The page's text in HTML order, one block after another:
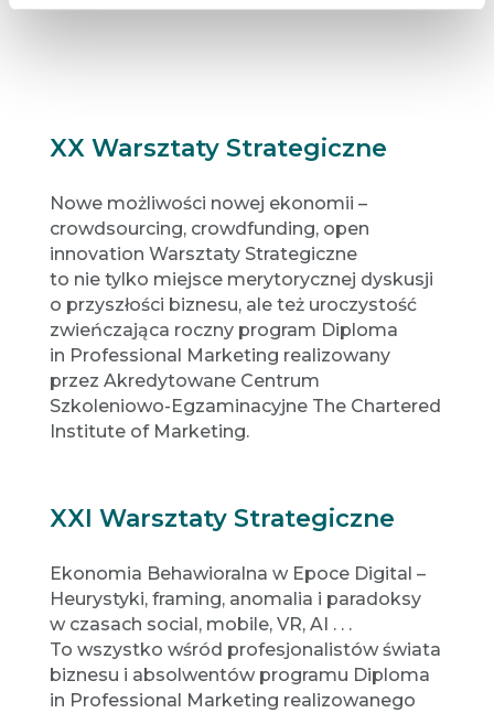
XXI Warsztaty Strategiczne
Ekonomia Behawioralna w Epoce Digital –
Heurystyki, framing, anomalia i paradoksy
w czasach social, mobile, VR, AI . . .
To wszystko wśród profesjonalistów świata
biznesu i absolwentów programu Diploma
in Professional Marketing realizowanego
XX Warsztaty Strategiczne
Nowe możliwości nowej ekonomii –
crowdsourcing, crowdfunding, open
innovation Warsztaty Strategiczne
to nie tylko miejsce merytorycznej dyskusji
o przyszłości biznesu, ale też uroczystość
zwieńczająca roczny program Diploma
in Professional Marketing realizowany
przez Akredytowane Centrum
Szkoleniowo-Egzaminacyjne The Chartered
Institute of Marketing.